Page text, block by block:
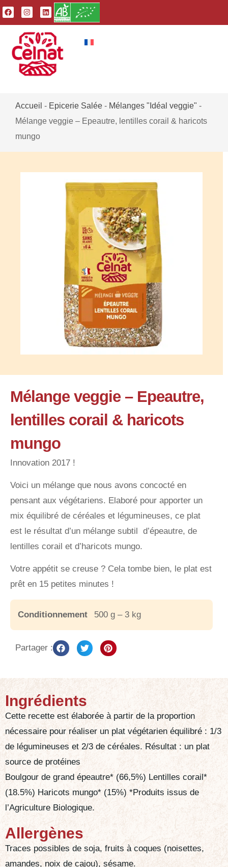
Accueil - Epicerie Salée - Mélanges "Idéal veggie" -
Mélange veggie – Epeautre, lentilles corail & haricots
mungo
Mélange veggie – Epeautre,
lentilles corail & haricots
mungo
Innovation 2017 !
Voici un mélange que nous avons concocté en
pensant aux végétariens. Elaboré pour apporter un
mix équilibré de céréales et légumineuses, ce plat
est le résultat d’un mélange subtil d’épeautre, de
lentilles corail et d’haricots mungo.
Votre appétit se creuse ? Cela tombe bien, le plat est
prêt en 15 petites minutes !
Conditionnement 500 g – 3 kg
Partager :
Ingrédients
Cette recette est élaborée à partir de la proportion
nécessaire pour réaliser un plat végétarien équilibré : 1/3
de légumineuses et 2/3 de céréales. Résultat : un plat
source de protéines
Boulgour de grand épeautre* (66,5%) Lentilles corail*
(18.5%) Haricots mungo* (15%) *Produits issus de
l’Agriculture Biologique.
Allergènes
Traces possibles de soja, fruits à coques (noisettes,
amandes, noix de cajou), sésame.